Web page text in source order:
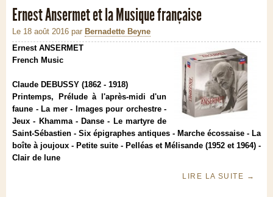
Ernest Ansermet et la Musique française
Le 18 août 2016 par Bernadette Beyne
Ernest ANSERMET
French Music
Claude DEBUSSY (1862 - 1918)
Printemps, Prélude à l'après-midi d'un
faune - La mer - Images pour orchestre -
Jeux - Khamma - Danse - Le martyre de
Saint-Sébastien - Six épigraphes antiques - Marche écossaise - La
boîte à joujoux - Petite suite - Pelléas et Mélisande (1952 et 1964) -
Clair de lune
LIRE LA SUITE →